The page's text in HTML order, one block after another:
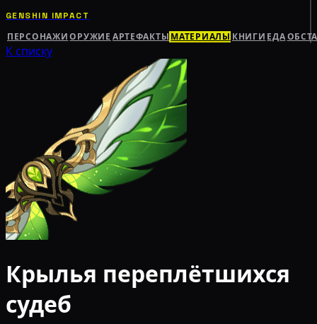
GENSHIN IMPACT
ПЕРСОНАЖИ ОРУЖИЕ АРТЕФАКТЫ МАТЕРИАЛЫ КНИГИ ЕДА
К списку
Крылья переплётшихся
судеб